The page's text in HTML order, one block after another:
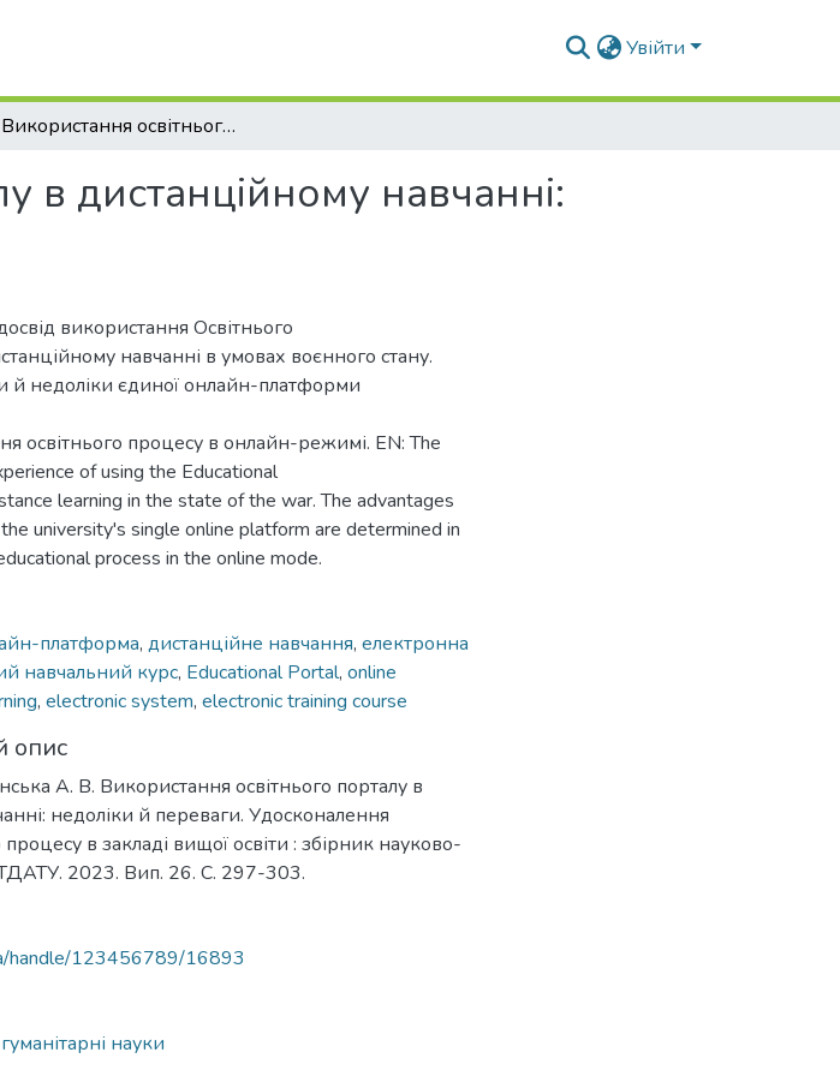
Увійти
Використання освітнього порталу в дистанційному навчанні: недоліки й переваги
в дистанційному навчанні:
використання Освітнього
навчанні в умовах воєнного стану.
й недоліки єдиної онлайн-платформи
освітнього процесу в онлайн-режимі. EN: The
of using the Educational
learning in the state of the war. The advantages
university's single online platform are determined in
process in the online mode.
платформа, дистанційне навчання, електронна
навчальний курс, Educational Portal, online
, electronic system, electronic training course
опис
А. В. Використання освітнього порталу в
недоліки й переваги. Удосконалення
в закладі вищої освіти : збірник науково-
2023. Вип. 26. С. 297-303.
handle/123456789/16893
науки